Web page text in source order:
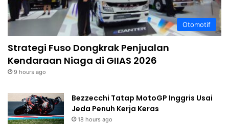
Otomotif
Strategi Fuso Dongkrak Penjualan
Kendaraan Niaga di GIIAS 2026
9 hours ago
Bezzecchi Tatap MotoGP Inggris Usai
Jeda Penuh Kerja Keras
18 hours ago